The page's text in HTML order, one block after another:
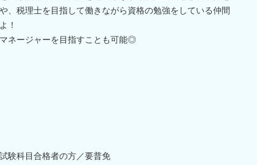
、税理士を目指して働きながら資格の勉強をしている仲間
！
ネージャーを目指すことも可能◎
験科目合格者の方／要普免